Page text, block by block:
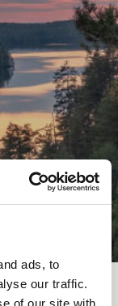
ads, to
our traffic.
of our site with